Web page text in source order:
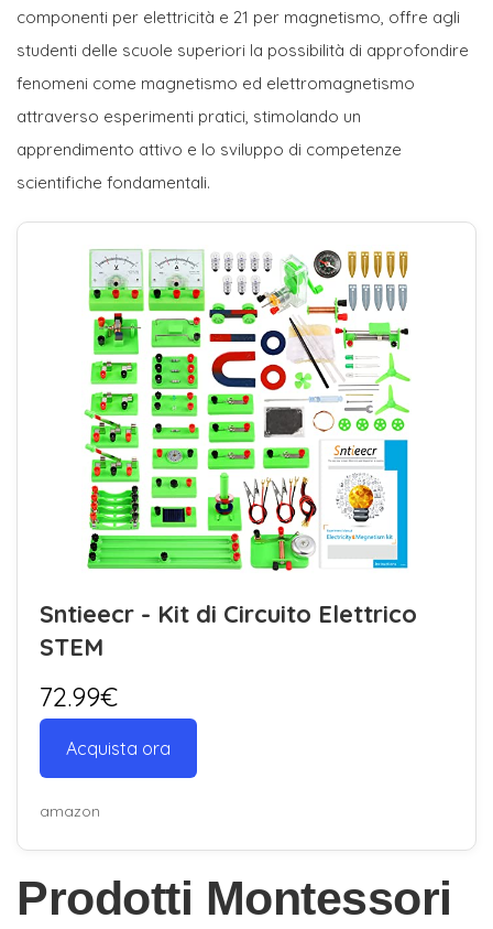
componenti per elettricità e 21 per magnetismo, offre agli
studenti delle scuole superiori la possibilità di approfondire
fenomeni come magnetismo ed elettromagnetismo
attraverso esperimenti pratici, stimolando un
apprendimento attivo e lo sviluppo di competenze
scientifiche fondamentali.
Sntieecr - Kit di Circuito Elettrico
STEM
72.99€
Acquista ora
amazon
Prodotti Montessori